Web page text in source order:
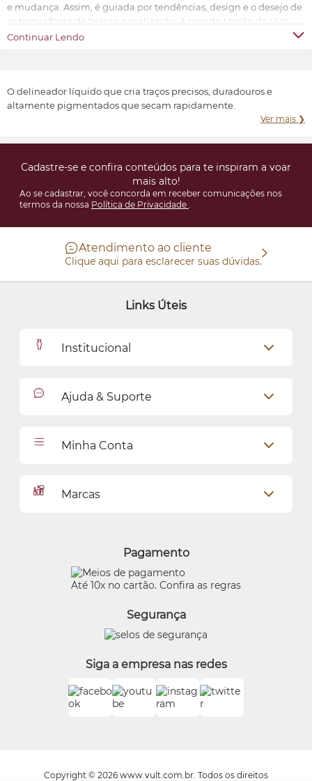
e mudança. Assim, é guiada por tendências, design e o desejo de
se tornar fonte de beleza e realização. A grande Missão da Vult
Cosmética é oferecer ao universo feminino a possibilidade de ter
Continuar Lendo
O delineador líquido que cria traços precisos, duradouros e
altamente pigmentados que secam rapidamente.
Ver mais ❯
Cadastre-se e confira conteúdos para te inspiram a voar
mais alto!
Ao se cadastrar, você concorda em receber comunicações nos
termos da nossa Política de Privacidade .
Atendimento ao cliente
Clique aqui para esclarecer suas dúvidas.
Links Úteis
Institucional
Como Comprar
Ajuda & Suporte
Seja uma revendedora
Pagamentos
Política de Privacidade
Preferências de Cookies
Termos de Uso
Trocas e Devoluções
Minha Conta
Meus endereços
Marcas
Quem Disse, Berenice?
Beleza na Web
Boticário Internacional
Pagamento
Até 10x no cartão. Confira as regras
Segurança
Siga a empresa nas redes
Copyright © 2026 www.vult.com.br. Todos os direitos